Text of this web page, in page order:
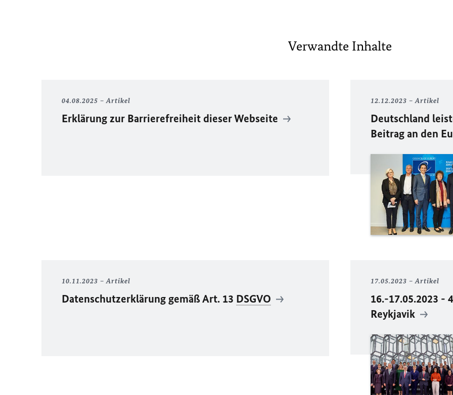
Verwandte Inhalte
04.08.2025 Artikel
Erklärung zur Barrierefreiheit dieser Webseite
12.12.2023 Artikel
Deutschland
Beitrag an den
10.11.2023 Artikel
Datenschutzerklärung gemäß Art. 13 DSGVO
17.05.2023 Artikel
16.-17.05.2023 -
Reykjavik